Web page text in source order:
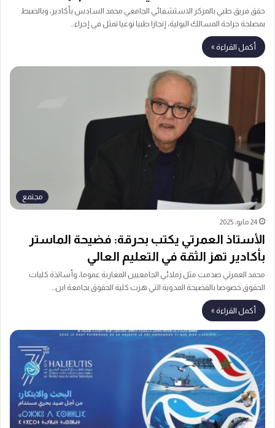
حقق فريق طبي بالمركز الاستشفائي الجامعي محمد السادس بأكادير، وبالضبط
بمصلحة جراحة المسالك البولية، إنجازا طبيا نوعيا تمثل في إجراء…
أكمل القراءة »
مجتمع
24 مايو، 2025
الأستاذ العمرتي يكتب بحرقة: فضيحة الماستر
بأكادير تهز الثقة في التعليم العالي
محمد العمرتي صدمت مثل زملائي الجامعيين المغاربة عموما، وأساتذة كليات
الحقوق خصوصا بالفضيحة المدوية التي هزت كلية الحقوق بجامعة ابن…
أكمل القراءة »